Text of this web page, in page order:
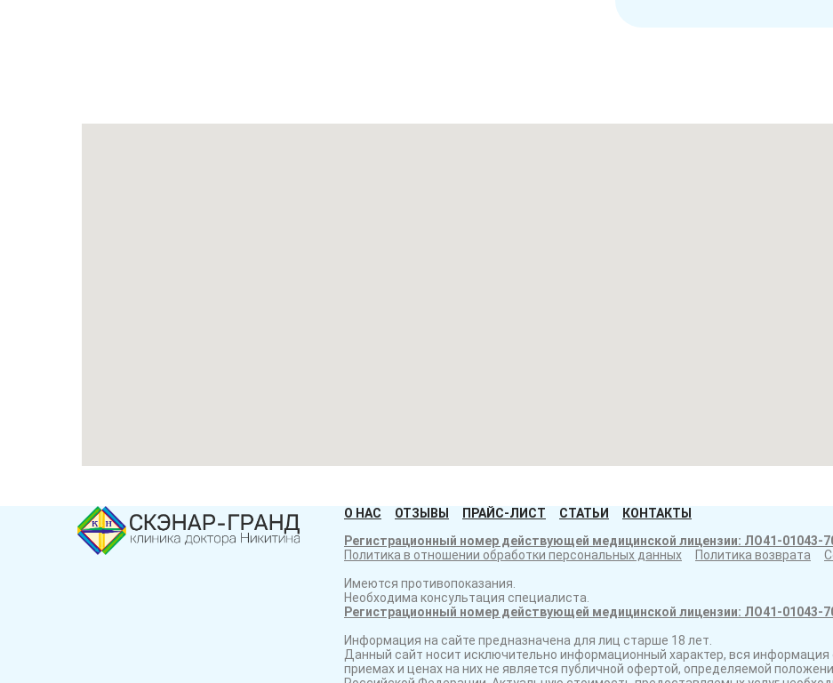
О НАС ОТЗЫВЫ ПРАЙС-ЛИСТ СТАТЬИ
КОНТАКТЫ
Регистрационный номер действующей медицинской лицензии: ЛО41-01043-
Политика в отношении обработки персональных данных
Политика возврата
Имеются противопоказания.
Необходима консультация специалиста.
Регистрационный номер действующей медицинской лицензии: ЛО41-01043-
Информация на сайте предназначена для лиц старше 18 лет.
Данный сайт носит исключительно информационный характер, вся информация
приемах и ценах на них не является публичной офертой, определяемой